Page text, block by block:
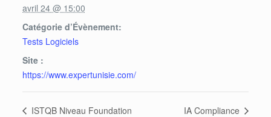
avril 24 @ 15:00
Catégorie d’Évènement:
Tests Logiciels
Site :
https://www.expertunisie.com/
ISTQB Niveau Foundation IA Compliance